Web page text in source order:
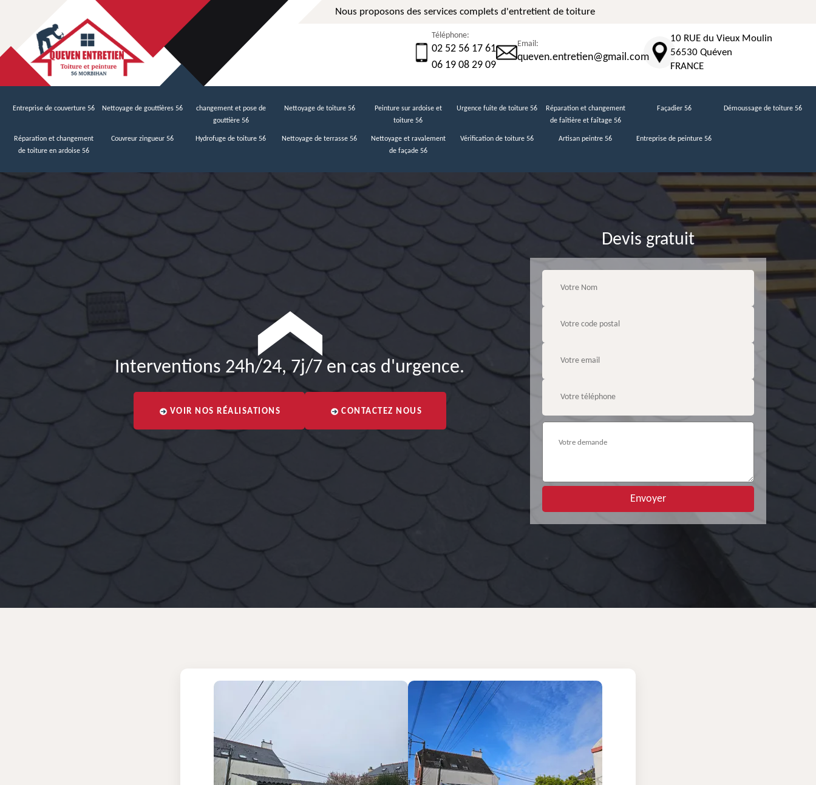
Nous proposons des services complets d'entretient de toiture
Téléphone:
02 52 56 17 61
06 19 08 29 09
Email:
queven.entretien@gmail.com
10 RUE du Vieux Moulin
56530 Quéven
FRANCE
Entreprise de couverture 56 Nettoyage de gouttières 56
changement et pose de
gouttière 56
Nettoyage de toiture 56
Peinture sur ardoise et
toiture 56
Urgence fuite de toiture 56
Réparation et changement
de faîtière et faîtage 56
Façadier 56 Démoussage de toiture 56
Réparation et changement
de toiture en ardoise 56
Couvreur zingueur 56 Hydrofuge de toiture 56 Nettoyage de terrasse 56
Nettoyage et ravalement
de façade 56
Vérification de toiture 56 Artisan peintre 56 Entreprise de peinture 56
Interventions 24h/24, 7j/7 en cas d'urgence.
VOIR NOS RÉALISATIONS CONTACTEZ NOUS
Devis gratuit